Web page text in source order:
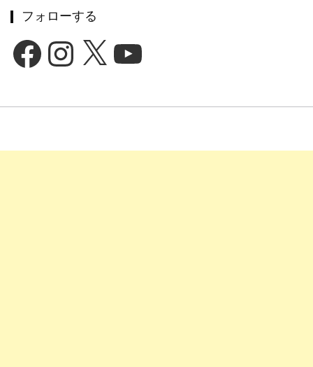
フォローする
FacebookInstagram YouTube